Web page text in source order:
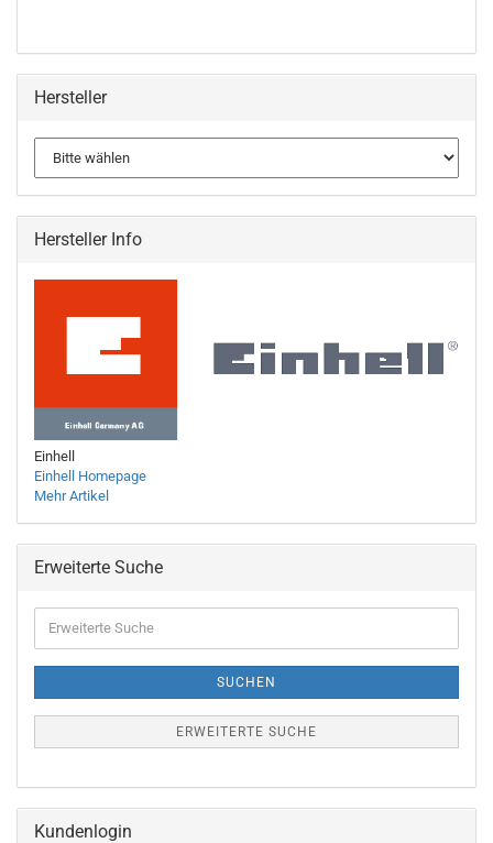
Hersteller
Hersteller Info
Einhell
Einhell Homepage
Mehr Artikel
Erweiterte Suche
Suche
SUCHEN
ERWEITERTE SUCHE
Kundenlogin